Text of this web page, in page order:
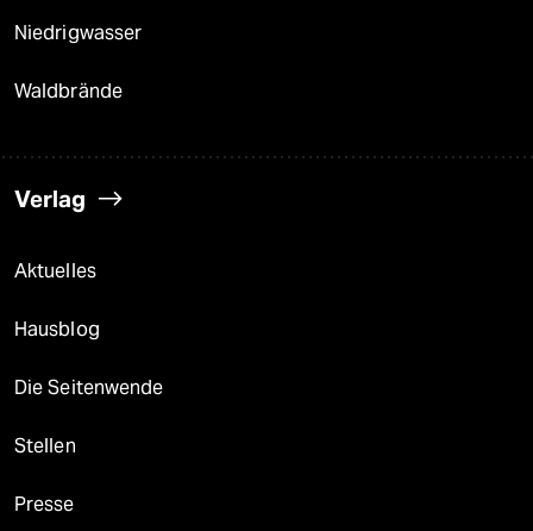
Niedrigwasser
Waldbrände
Verlag
Aktuelles
Hausblog
Die Seitenwende
Stellen
Presse